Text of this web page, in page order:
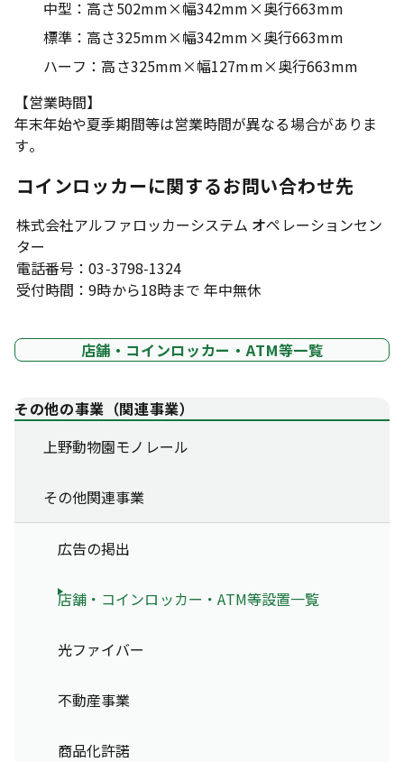
中型：高さ502mm×幅342mm×奥行663mm
標準：高さ325mm×幅342mm×奥行663mm
ハーフ：高さ325mm×幅127mm×奥行663mm
【営業時間】
年末年始や夏季期間等は営業時間が異なる場合がありま
す。
コインロッカーに関するお問い合わせ先
株式会社アルファロッカーシステム オペレーションセン
ター
電話番号：03-3798-1324
受付時間：9時から18時まで 年中無休
店舗・コインロッカー・ATM等一覧
その他の事業（関連事業）
上野動物園モノレール
その他関連事業
広告の掲出
店舗・コインロッカー・ATM等設置一覧
光ファイバー
不動産事業
商品化許諾